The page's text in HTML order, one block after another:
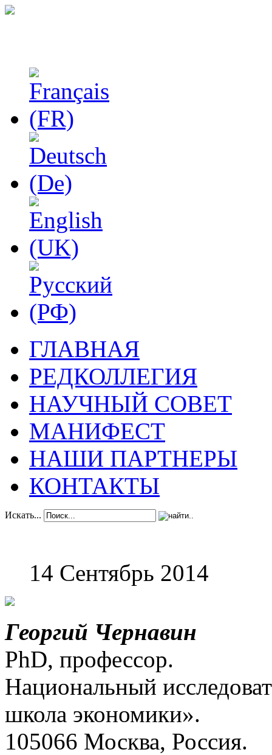
ГЛАВНАЯ
РЕДКОЛЛЕГИЯ
НАУЧНЫЙ СОВЕТ
МАНИФЕСТ
НАШИ ПАРТНЕРЫ
КОНТАКТЫ
Искать...
14 Сентябрь 2014
Георгий Чернавин
PhD, профессор.
Национальный
школа экономики».
105066 Москва, Россия.